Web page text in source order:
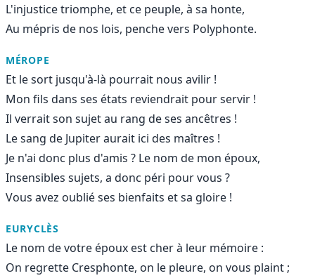
L'injustice triomphe, et ce peuple, à sa honte,
Au mépris de nos lois, penche vers Polyphonte.
MÉROPE
Et le sort jusqu'à-là pourrait nous avilir !
Mon fils dans ses états reviendrait pour servir !
Il verrait son sujet au rang de ses ancêtres !
Le sang de Jupiter aurait ici des maîtres !
Je n'ai donc plus d'amis ? Le nom de mon époux,
Insensibles sujets, a donc péri pour vous ?
Vous avez oublié ses bienfaits et sa gloire !
EURYCLÈS
Le nom de votre époux est cher à leur mémoire :
On regrette Cresphonte, on le pleure, on vous plaint ;